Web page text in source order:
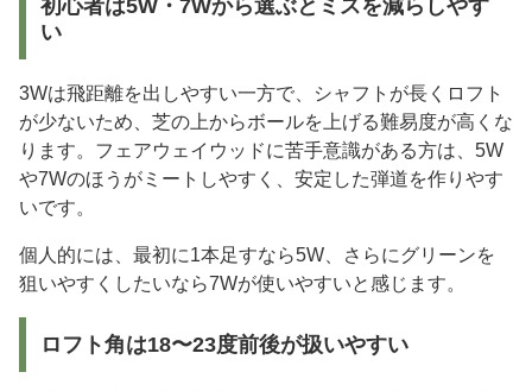
初心者は5W・7Wから選ぶとミスを減らしやす
い
3Wは飛距離を出しやすい一方で、シャフトが長くロフト
が少ないため、芝の上からボールを上げる難易度が高くな
ります。フェアウェイウッドに苦手意識がある方は、5W
や7Wのほうがミートしやすく、安定した弾道を作りやす
いです。
個人的には、最初に1本足すなら5W、さらにグリーンを
狙いやすくしたいなら7Wが使いやすいと感じます。
ロフト角は18〜23度前後が扱いやすい